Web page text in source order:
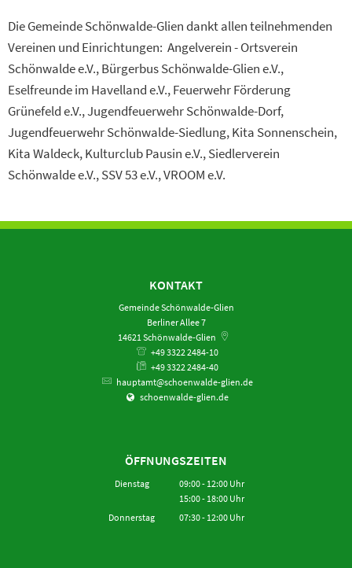
Die Gemeinde Schönwalde-Glien dankt allen teilnehmenden
Vereinen und Einrichtungen: Angelverein - Ortsverein
Schönwalde e.V., Bürgerbus Schönwalde-Glien e.V.,
Eselfreunde im Havelland e.V., Feuerwehr Förderung
Grünefeld e.V., Jugendfeuerwehr Schönwalde-Dorf,
Jugendfeuerwehr Schönwalde-Siedlung, Kita Sonnenschein,
Kita Waldeck, Kulturclub Pausin e.V., Siedlerverein
Schönwalde e.V., SSV 53 e.V., VROOM e.V.
KONTAKT
Gemeinde Schönwalde-Glien
Berliner Allee 7
14621Schönwalde-Glien
+49 3322 2484-10
+49 3322 2484-40
hauptamt@schoenwalde-glien.de
schoenwalde-glien.de
ÖFFNUNGSZEITEN
Dienstag 09:00- 12:00Uhr
Von 09:00 bis 12:00 Uhr
15:00- 18:00Uhr
Von 15:00 bis 18:00 Uhr
Donnerstag 07:30- 12:00Uhr